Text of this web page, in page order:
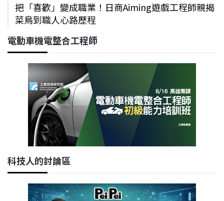
把「喜歡」變成職業！日商Aiming遊戲工程師親揭
菜鳥到職人心路歷程
電動車機電整合工程師
科技人的討論區